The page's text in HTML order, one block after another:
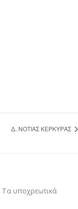
Δ. ΝΟΤΙΑΣ ΚΕΡΚΥΡΑΣ
Τα υποχρεωτικά